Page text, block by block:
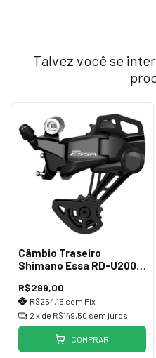
Talvez você se
Câmbio Traseiro
Shimano Essa RD-U2000
R$299,00
R$254,15 com Pix
2 x de R$149,50 sem juros
COMPRAR